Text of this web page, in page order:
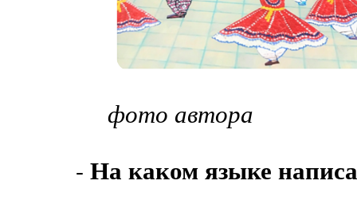
фото автора
- На каком языке